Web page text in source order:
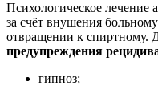
Психологическое лечение
за счёт внушения
отвращении к спиртному.
предупреждения
гипноз;